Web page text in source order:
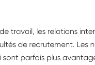
travail, les relations
de recrutement. Les
parfois plus